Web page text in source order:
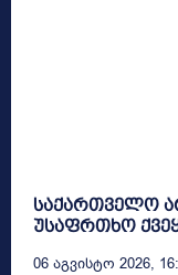
საქართველო
უსაფრთხო
06 Აგვისტო 2026,